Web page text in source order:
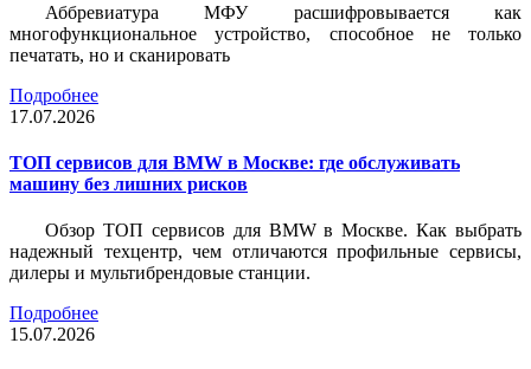
Аббревиатура МФУ расшифровывается как
многофункциональное устройство, способное не только
печатать, но и сканировать
Подробнее
17.07.2026
ТОП сервисов для BMW в Москве: где обслуживать
машину без лишних рисков
Обзор ТОП сервисов для BMW в Москве. Как выбрать
надежный техцентр, чем отличаются профильные сервисы,
дилеры и мультибрендовые станции.
Подробнее
15.07.2026